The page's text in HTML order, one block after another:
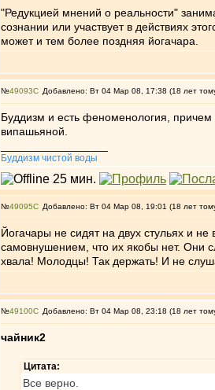
"Редукцией мнений о реальности"
сознании или участвует в действиях
может и тем более поздняя йогачара.
№49093 Добавлено: Вт 04 Мар 08, 17:38 (18 лет
Буддизм и есть феноменология, причем
випашьяной.
Буддизм чистой воды
№49095 Добавлено: Вт 04 Мар 08, 19:01 (18 лет
Йогачары не сидят на двух стульях и
самовнушением, что их якобы нет. Они
хвала! Молодцы! Так держать! И не
№49100 Добавлено: Вт 04 Мар 08, 23:18 (18 лет
чайник2
Цитата:
Все верно.